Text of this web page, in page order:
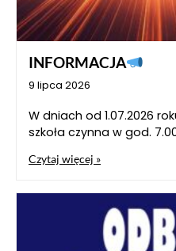
INFORMACJA
9 lipca 2026
W dniach od 1.07.2026
szkoła czynna w god.
Czytaj więcej »